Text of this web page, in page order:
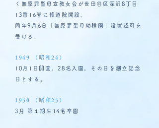
く無原罪聖母宣教女会が世田谷区深沢8丁目
13番16号に修道院開設。
同年9月6日「無原罪聖母幼稚園」設置認可を
受ける。
1949 （昭和24）
10月1日開園。28名入園。その日を創立記念
日とする。
1950 （昭和25）
3月 第１期生14名卒園